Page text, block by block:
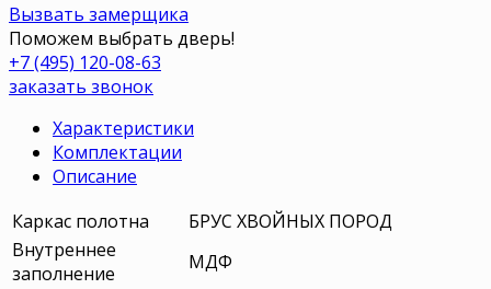
Вызвать замерщика
Поможем выбрать дверь!
+7 (495) 120-08-63
заказать звонок
Характеристики
Комплектации
Описание
Каркас полотна
БРУС ХВОЙНЫХ ПОРОД
Внутреннее
заполнение
МДФ